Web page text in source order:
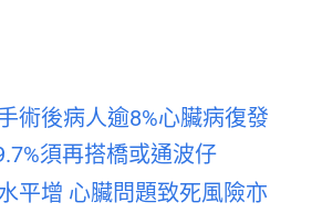
術後病人逾8%心臟病復發
須再搭橋或通波仔
平增 心臟問題致死風險亦